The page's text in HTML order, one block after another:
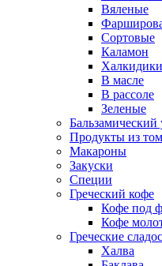
Вяленые
Сортовые
Каламон
Халкидики
В масле
В рассоле
Зеленые
Бальзамический
Продукты из
Макароны
Закуски
Специи
Греческий кофе
Кофе под
Кофе
Греческие
Халва